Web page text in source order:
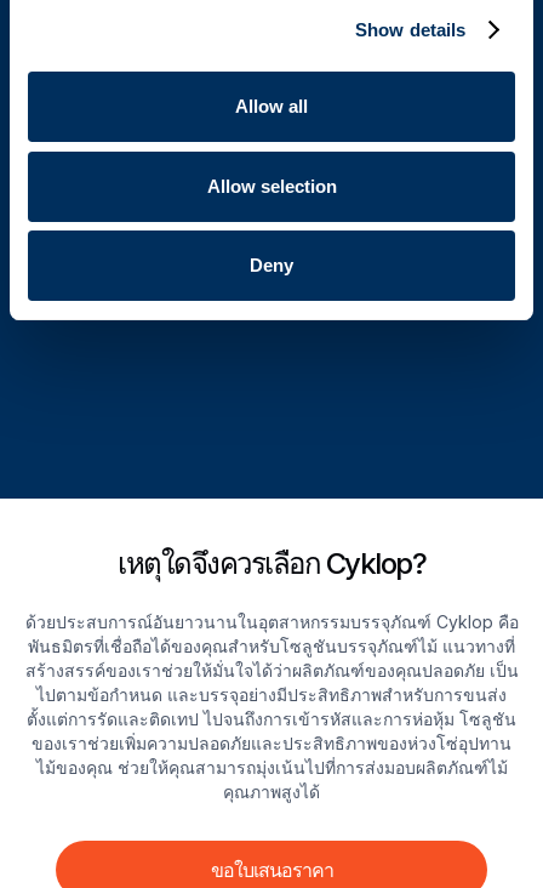
Show details
Allow all
Allow selection
Deny
ความชื้น ฝุ่น และความเสียหายทางกายภาพระหว่างการขนส่ง
ด้วยการพันฟิล์มไม้ของคุณอย่างมีประสิทธิภาพ เราจะลด
เหตุใดจึงควรเลือก Cyklop?
ด้วยประสบการณ์อันยาวนานในอุตสาหกรรมบรรจุภัณฑ์ Cyklop คือ
พันธมิตรที่เชื่อถือได้ของคุณสําหรับโซลูชันบรรจุภัณฑ์ไม้ แนวทางที่
สร้างสรรค์ของเราช่วยให้มั่นใจได้ว่าผลิตภัณฑ์ของคุณปลอดภัย เป็น
ไปตามข้อกําหนด และบรรจุอย่างมีประสิทธิภาพสําหรับการขนส่ง
ตั้งแต่การรัดและติดเทป ไปจนถึงการเข้ารหัสและการห่อหุ้ม โซลูชัน
ของเราช่วยเพิ่มความปลอดภัยและประสิทธิภาพของห่วงโซ่อุปทาน
ไม้ของคุณ ช่วยให้คุณสามารถมุ่งเน้นไปที่การส่งมอบผลิตภัณฑ์ไม้
คุณภาพสูงได้
ขอใบเสนอราคา